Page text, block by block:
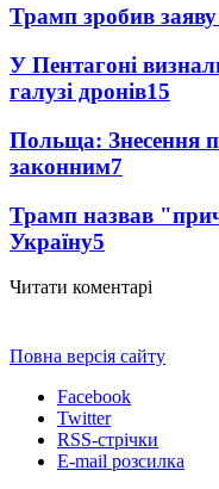
Трамп зробив
У Пентагоні
галузі дронів15
Польща: Знесення
законним7
Трамп назвав
Україну5
Читати коментарі
Повна версія сайту
Facebook
Twitter
RSS-стрічки
E-mail розсилка